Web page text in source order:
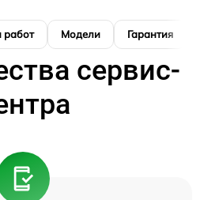
работ Модели Гарантия
сервис-